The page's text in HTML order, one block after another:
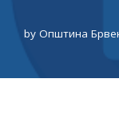
by Општина